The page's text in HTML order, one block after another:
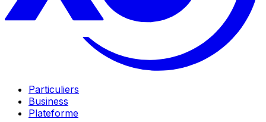
Particuliers
Business
Plateforme